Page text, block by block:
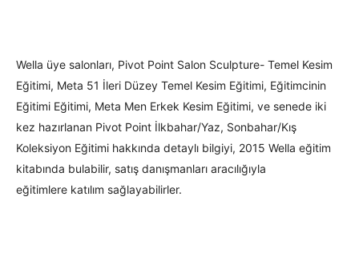
Wella üye salonları, Pivot Point Salon Sculpture- Temel Kesim
Eğitimi, Meta 51 İleri Düzey Temel Kesim Eğitimi, Eğitimcinin
Eğitimi Eğitimi, Meta Men Erkek Kesim Eğitimi, ve senede iki
kez hazırlanan Pivot Point İlkbahar/Yaz, Sonbahar/Kış
Koleksiyon Eğitimi hakkında detaylı bilgiyi, 2015 Wella eğitim
kitabında bulabilir, satış danışmanları aracılığıyla
eğitimlere katılım sağlayabilirler.